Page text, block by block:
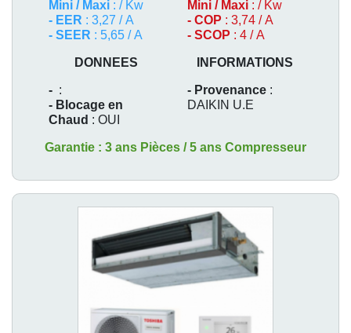
Mini / Maxi : / Kw
- EER : 3,27 / A
- SEER : 5,65 / A
Mini / Maxi : / Kw
- COP : 3,74 / A
- SCOP : 4 / A
DONNEES
- :
- Blocage en
Chaud : OUI
INFORMATIONS
- Provenance :
DAIKIN U.E
Garantie : 3 ans Pièces / 5 ans Compresseur